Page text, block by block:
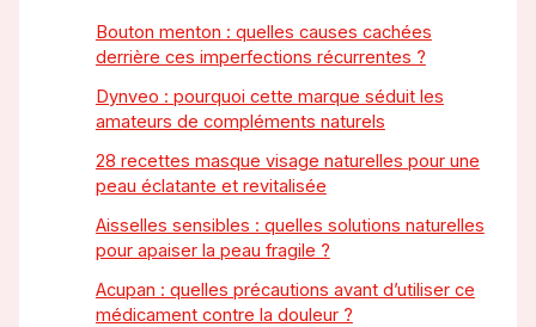
Bouton menton : quelles causes cachées
derrière ces imperfections récurrentes ?
Dynveo : pourquoi cette marque séduit les
amateurs de compléments naturels
28 recettes masque visage naturelles pour une
peau éclatante et revitalisée
Aisselles sensibles : quelles solutions naturelles
pour apaiser la peau fragile ?
Acupan : quelles précautions avant d’utiliser ce
médicament contre la douleur ?